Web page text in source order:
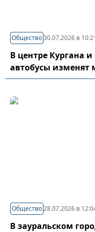
Общество30.07.2026 в
В центре Кургана
автобусы
Общество28.07.2026 в
В зауральском